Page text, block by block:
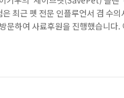
최근 펫 전문 인플루언서 겸 수
문하여 사료후원을 진행했습니다
이 자동 기부해 유기견보호소를
펫 시즌2 오픈에 앞서, DB손해보